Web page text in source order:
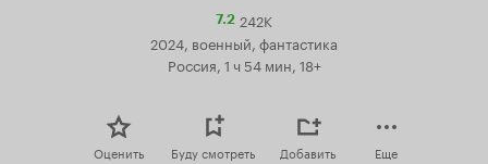
7.2Рейтинг
Кинопоиска
242K
2024, военный, фантастика
Россия, 1 ч 54 мин, 18+
Оценить Буду смотреть Добавить Еще